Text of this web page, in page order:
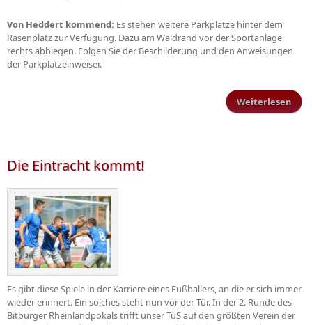
Von Heddert kommend: Es stehen weitere Parkplätze hinter dem
Rasenplatz zur Verfügung. Dazu am Waldrand vor der Sportanlage
rechts abbiegen. Folgen Sie der Beschilderung und den Anweisungen
der Parkplatzeinweiser.
Weiterlesen
Die Eintracht kommt!
Es gibt diese Spiele in der Karriere eines Fußballers, an die er sich immer
wieder erinnert. Ein solches steht nun vor der Tür. In der 2. Runde des
Bitburger Rheinlandpokals trifft unser TuS auf den größten Verein der